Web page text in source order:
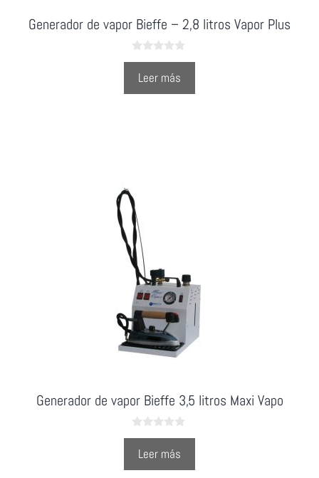
Generador de vapor Bieffe – 2,8 litros Vapor Plus
0
Leer más
Generador de vapor Bieffe 3,5 litros Maxi Vapo
0
Leer más